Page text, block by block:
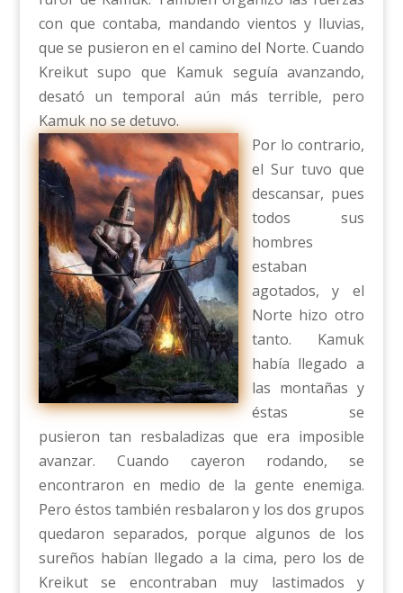
con que contaba, mandando vientos y lluvias,
que se pusieron en el camino del Norte. Cuando
Kreikut supo que Kamuk seguía avanzando,
desató un temporal aún más terrible, pero
Kamuk no se detuvo.
Por lo contrario,
el Sur tuvo que
descansar, pues
todos sus
hombres
estaban
agotados, y el
Norte hizo otro
tanto. Kamuk
había llegado a
las montañas y
éstas se
pusieron tan resbaladizas que era imposible
avanzar. Cuando cayeron rodando, se
encontraron en medio de la gente enemiga.
Pero éstos también resbalaron y los dos grupos
quedaron separados, porque algunos de los
sureños habían llegado a la cima, pero los de
Kreikut se encontraban muy lastimados y